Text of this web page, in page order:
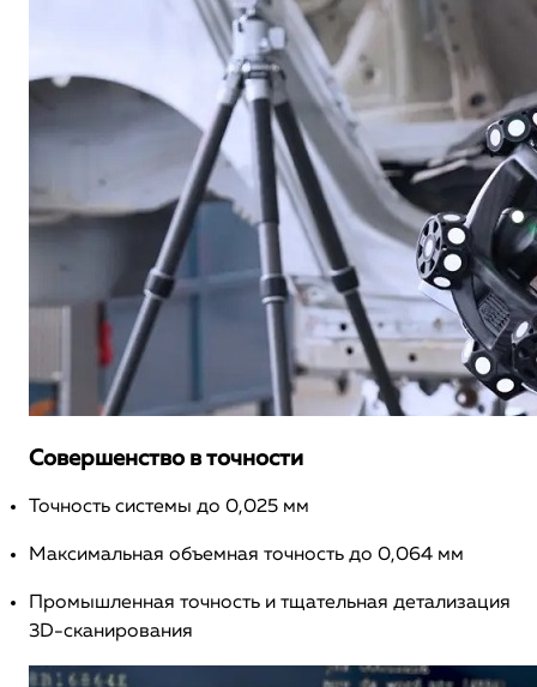
Совершенство в точности
Точность системы до 0,025 мм
Максимальная объемная точность до 0,064 мм
Промышленная точность и тщательная детализация
3D-сканирования